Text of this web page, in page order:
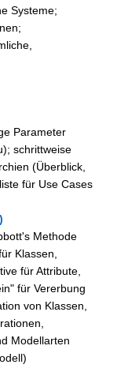
Systeme;
Parameter
schrittweise
(Überblick,
für Use Cases
Methode
Klassen,
für Attribute,
für Vererbung
von Klassen,
Modellarten